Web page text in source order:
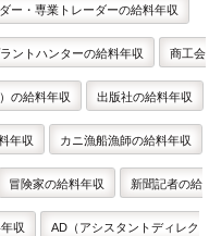
ー・専業トレーダーの給料年収
ントハンターの給料年収 商工会
の給料年収 出版社の給料年収
年収 カニ漁船漁師の給料年収
冒険家の給料年収 新聞記者の給
収 AD（アシスタントディレク